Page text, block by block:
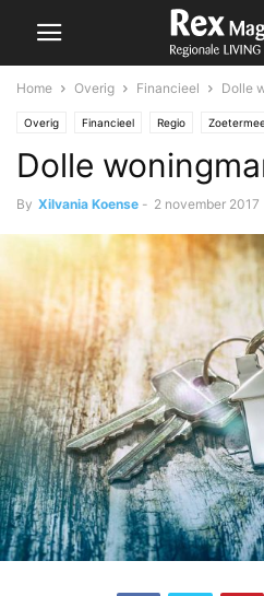
Home Overig Financieel Dolle
Overig Financieel Regio
Dolle
By Xilvania Koense - 2 november 2017